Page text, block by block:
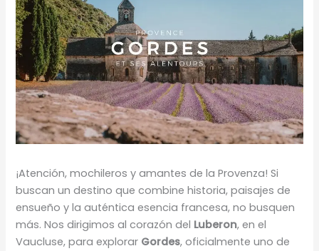
¡Atención, mochileros y amantes de la Provenza! Si
buscan un destino que combine historia, paisajes de
ensueño y la auténtica esencia francesa, no busquen
más. Nos dirigimos al corazón del Luberon, en el
Vaucluse, para explorar Gordes, oficialmente uno de